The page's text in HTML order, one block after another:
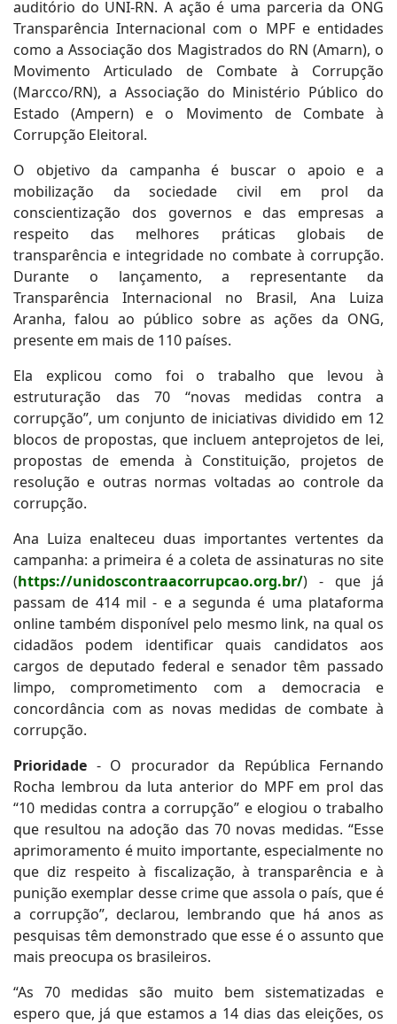
auditório do UNI-RN. A ação é uma parceria da ONG
Transparência Internacional com o MPF e entidades
como a Associação dos Magistrados do RN (Amarn), o
Movimento Articulado de Combate à Corrupção
(Marcco/RN), a Associação do Ministério Público do
Estado (Ampern) e o Movimento de Combate à
Corrupção Eleitoral.
O objetivo da campanha é buscar o apoio e a
mobilização da sociedade civil em prol da
conscientização dos governos e das empresas a
respeito das melhores práticas globais de
transparência e integridade no combate à corrupção.
Durante o lançamento, a representante da
Transparência Internacional no Brasil, Ana Luiza
Aranha, falou ao público sobre as ações da ONG,
presente em mais de 110 países.
Ela explicou como foi o trabalho que levou à
estruturação das 70 “novas medidas contra a
corrupção”, um conjunto de iniciativas dividido em 12
blocos de propostas, que incluem anteprojetos de lei,
propostas de emenda à Constituição, projetos de
resolução e outras normas voltadas ao controle da
corrupção.
Ana Luiza enalteceu duas importantes vertentes da
campanha: a primeira é a coleta de assinaturas no site
(https://unidoscontraacorrupcao.org.br/) - que já
passam de 414 mil - e a segunda é uma plataforma
online também disponível pelo mesmo link, na qual os
cidadãos podem identificar quais candidatos aos
cargos de deputado federal e senador têm passado
limpo, comprometimento com a democracia e
concordância com as novas medidas de combate à
corrupção.
Prioridade - O procurador da República Fernando
Rocha lembrou da luta anterior do MPF em prol das
“10 medidas contra a corrupção” e elogiou o trabalho
que resultou na adoção das 70 novas medidas. “Esse
aprimoramento é muito importante, especialmente no
que diz respeito à fiscalização, à transparência e à
punição exemplar desse crime que assola o país, que é
a corrupção”, declarou, lembrando que há anos as
pesquisas têm demonstrado que esse é o assunto que
mais preocupa os brasileiros.
“As 70 medidas são muito bem sistematizadas e
espero que, já que estamos a 14 dias das eleições, os